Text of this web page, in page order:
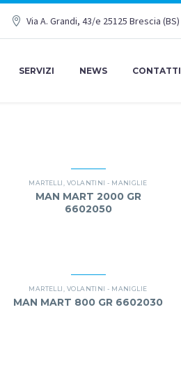
Via A. Grandi, 43/e 25125 Brescia (BS)
SERVIZI NEWS CONTATTI
MARTELLI VOLANTINI - MANIGLIE
MAN MART 2000 GR
6602050
MARTELLI VOLANTINI - MANIGLIE
MAN MART 800 GR 6602030